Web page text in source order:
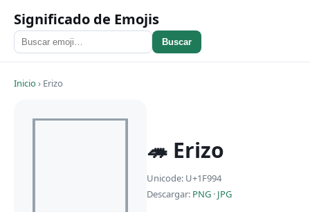
Significado de Emojis
Buscar
Inicio› Erizo
🦔 Erizo
Unicode: U+1F994
Descargar: PNG · JPG